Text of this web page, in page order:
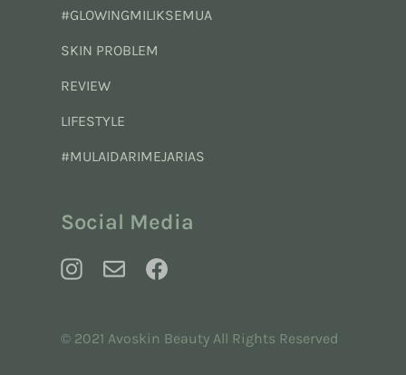
#GLOWINGMILIKSEMUA
SKIN PROBLEM
REVIEW
LIFESTYLE
#MULAIDARIMEJARIAS
Social Media
© 2021 Avoskin Beauty All Rights Reserved